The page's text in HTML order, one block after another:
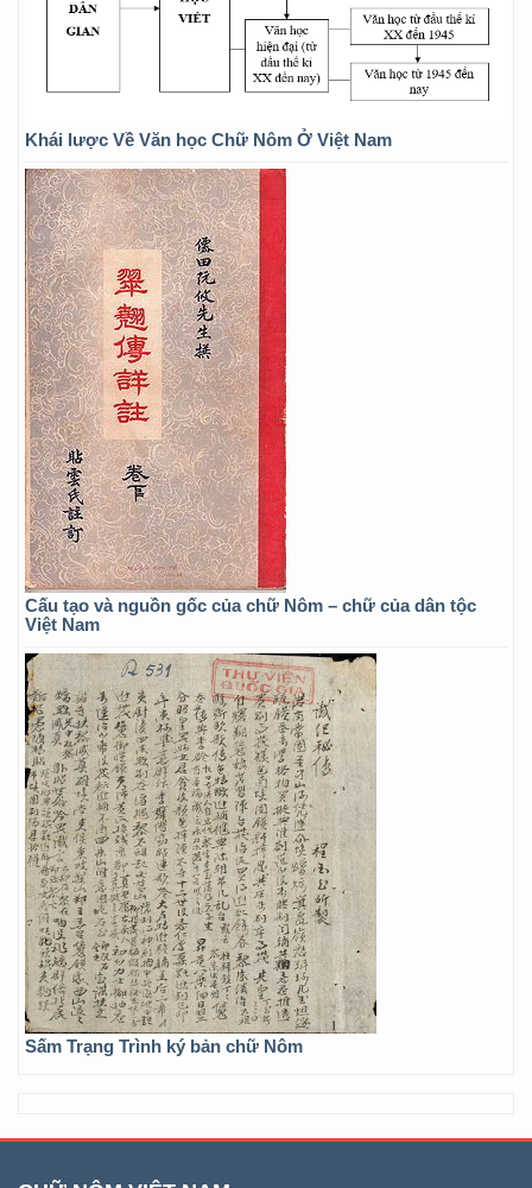
Khái lược Về Văn học Chữ Nôm Ở Việt Nam
Cấu tạo và nguồn gốc của chữ Nôm – chữ của dân tộc
Việt Nam
Sấm Trạng Trình ký bản chữ Nôm